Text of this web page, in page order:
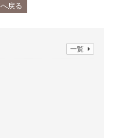
戻る
一覧